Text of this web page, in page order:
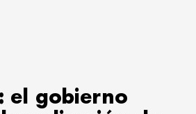
el gobierno